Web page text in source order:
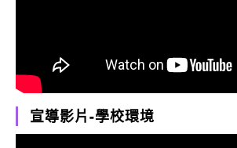
宣導影片-學校環境